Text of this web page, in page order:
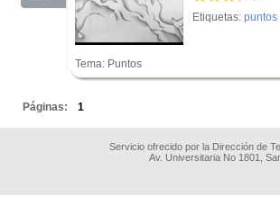
Etiquetas: puntos
Tema: Puntos
Páginas: 1
Servicio ofrecido por la Dirección de
Av. Universitaria No 1801,